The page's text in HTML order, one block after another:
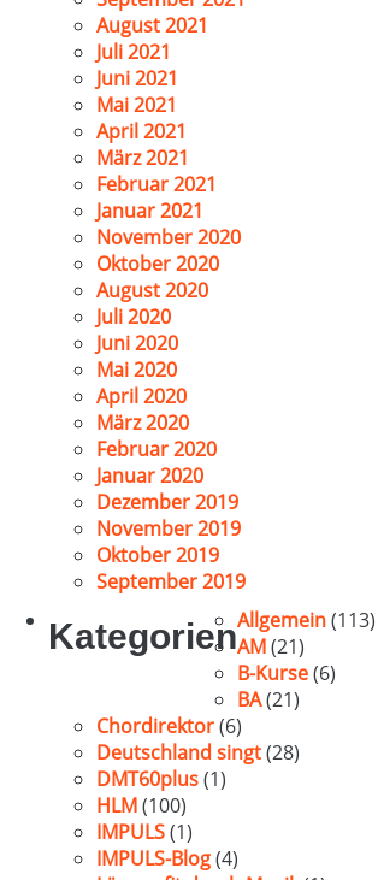
August 2021
Juli 2021
Juni 2021
Mai 2021
April 2021
März 2021
Februar 2021
Januar 2021
November 2020
Oktober 2020
August 2020
Juli 2020
Juni 2020
Mai 2020
April 2020
März 2020
Februar 2020
Januar 2020
Dezember 2019
November 2019
Oktober 2019
September 2019
KategorienAllgemein(113)
AM(21)
B-Kurse(6)
BA(21)
Chordirektor(6)
Deutschland singt(28)
DMT60plus(1)
HLM(100)
IMPULS(1)
IMPULS-Blog(4)